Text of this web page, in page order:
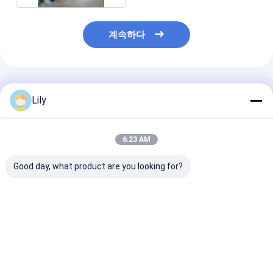
계속하다
추천된 제품
Lily
6:23 AM
Good day, what product are you looking for?